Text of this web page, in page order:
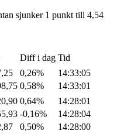
sjunker 1 punkt till 4,54
Diff i dag Tid
0,26%
14:33:05
0,58%
14:33:01
0,64%
14:28:01
-0,16%
14:28:04
0,50%
14:28:00